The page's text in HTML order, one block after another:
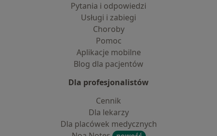
Pytania i odpowiedzi
Usługi i zabiegi
Choroby
Pomoc
Aplikacje mobilne
Blog dla pacjentów
Dla profesjonalistów
Cennik
Dla lekarzy
Dla placówek medycznych